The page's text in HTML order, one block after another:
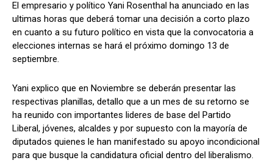
Comparta
Facebook X WhatsApp
Comparta
Facebook X WhatsApp
El empresario y político Yani Rosenthal ha anunciado en las
ultimas horas que deberá tomar una decisión a corto plazo
en cuanto a su futuro político en vista que la convocatoria a
elecciones internas se hará el próximo domingo 13 de
septiembre.
Yani explico que en Noviembre se deberán presentar las
respectivas planillas, detallo que a un mes de su retorno se
ha reunido con importantes lideres de base del Partido
Liberal, jóvenes, alcaldes y por supuesto con la mayoría de
diputados quienes le han manifestado su apoyo incondicional
para que busque la candidatura oficial dentro del liberalismo.